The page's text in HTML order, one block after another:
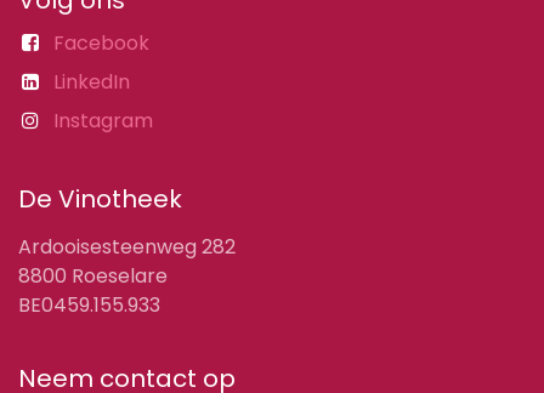
Facebook
LinkedIn
Instagram
De Vinotheek
Ardooisesteenweg 282
8800 Roeselare
BE0459.155.933
Neem contact op